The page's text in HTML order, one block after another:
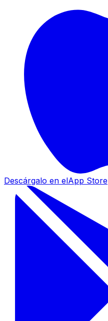
Descárgalo en elApp Store